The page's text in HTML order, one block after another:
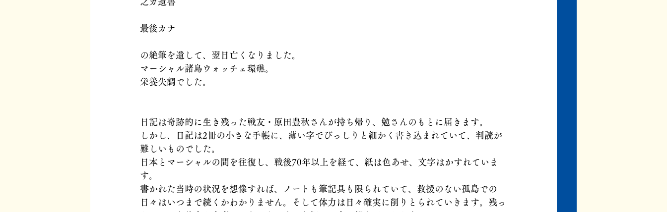
最後カナ
の絶筆を遺して、翌日亡くなりました。
マーシャル諸島ウォッチェ環礁。
栄養失調でした。
日記は奇跡的に生き残った戦友・原田豊秋さんが持ち帰り、勉さんのもとに届きます。
しかし、日記は2冊の小さな手帳に、薄い字でびっしりと細かく書き込まれていて、判読が
難しいものでした。
日本とマーシャルの間を往復し、戦後70年以上を経て、紙は色あせ、文字はかすれていま
す。
書かれた当時の状況を想像すれば、ノートも筆記具も限られていて、救援のない孤島での
日々はいつまで続くかわかりません。そして体力は日々確実に削りとられていきます。残っ